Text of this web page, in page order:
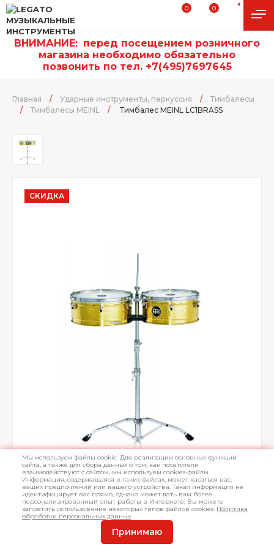
0 0
ВНИМАНИЕ: перед посещением розничного
магазина необходимо обязательно
позвонить по тел. +7(495)7697645
Главная / Ударные инструменты, перкуссия /
Тимбалесы
/
Тимбалесы MEINL / Тимбалес MEINL LC1BRASS
СКИДКА
Мы используем файлы cookie. Для реализации основных функций
сайта, а также для сбора данных о том, как посетители
взаимодействуют с сайтом, мы используем cookies-файлы.
Информация, содержащаяся в таких файлах, может касаться вас,
ваших предпочтений или вашего устройства. Такая информация не
идентифицирует вас прямо, однако может дать вам более
персонализированный опыт работы в Интернете. Вы можете
запретить использование некоторых типов файлов cookies. Политика
обработки персональных данных
Принимаю